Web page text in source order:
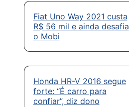
Fiat Uno Way 2021 custa
R$ 56 mil e ainda desafia
o Mobi
Honda HR-V 2016 segue
forte: “É carro para
confiar”, diz dono